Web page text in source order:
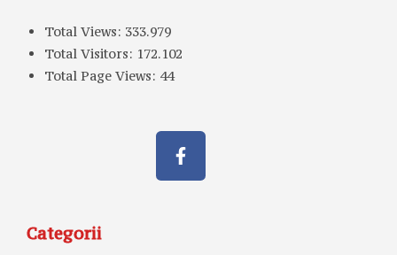
Total Views: 333.979
Total Visitors: 172.102
Total Page Views: 44
Categorii